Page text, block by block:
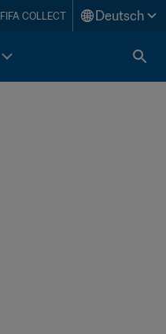
FIFA COLLECT Deutsch